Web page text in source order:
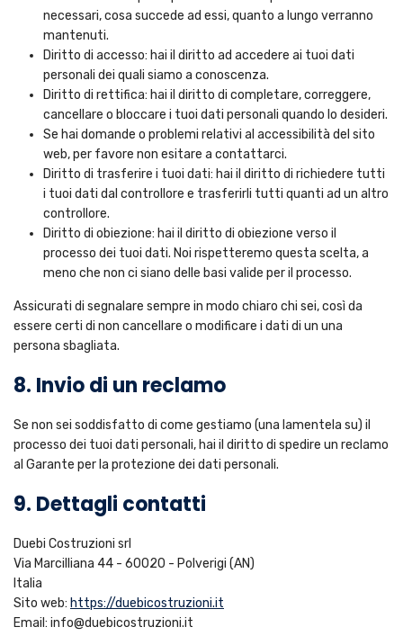
necessari, cosa succede ad essi, quanto a lungo verranno
mantenuti.
Diritto di accesso: hai il diritto ad accedere ai tuoi dati
personali dei quali siamo a conoscenza.
Diritto di rettifica: hai il diritto di completare, correggere,
cancellare o bloccare i tuoi dati personali quando lo desideri.
Se hai domande o problemi relativi al accessibilità del sito
web, per favore non esitare a contattarci.
Diritto di trasferire i tuoi dati: hai il diritto di richiedere tutti
i tuoi dati dal controllore e trasferirli tutti quanti ad un altro
controllore.
Diritto di obiezione: hai il diritto di obiezione verso il
processo dei tuoi dati. Noi rispetteremo questa scelta, a
meno che non ci siano delle basi valide per il processo.
Assicurati di segnalare sempre in modo chiaro chi sei, così da
essere certi di non cancellare o modificare i dati di un una
persona sbagliata.
8. Invio di un reclamo
Se non sei soddisfatto di come gestiamo (una lamentela su) il
processo dei tuoi dati personali, hai il diritto di spedire un reclamo
al Garante per la protezione dei dati personali.
9. Dettagli contatti
Duebi Costruzioni srl
Via Marcilliana 44 - 60020 - Polverigi (AN)
Italia
Sito web: https://duebicostruzioni.it
Email: info@duebicostruzioni.it